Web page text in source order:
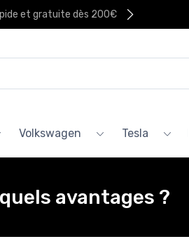
et gratuite dès 200€
Volkswagen Tesla
avantages ?